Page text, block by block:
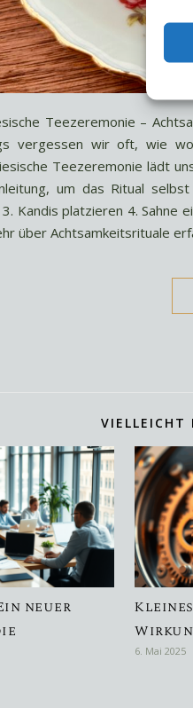
Teezeremonie –
vergessen wir oft, wie
Teezeremonie lädt
um das Ritual
Kandis platzieren 4. Sahne
über Achtsamkeitsrituale
VIELLEICHT
neuer
6. Mai 2025